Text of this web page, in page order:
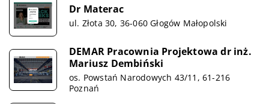
Dr Materac
ul. Złota 30, 36-060 Głogów Małopolski
DEMAR Pracownia Projektowa dr inż.
Mariusz Dembiński
os. Powstań Narodowych 43/11, 61-216
Poznań